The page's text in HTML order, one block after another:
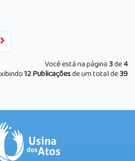
Você está na página3de4
12 Publicaçõesde um total de39